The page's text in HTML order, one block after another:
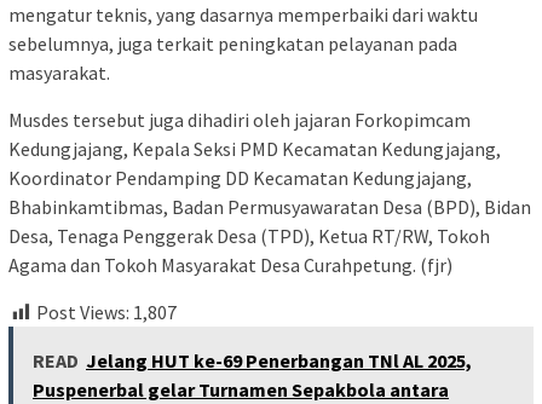
mengatur teknis, yang dasarnya memperbaiki dari waktu
sebelumnya, juga terkait peningkatan pelayanan pada
masyarakat.
Musdes tersebut juga dihadiri oleh jajaran Forkopimcam
Kedungjajang, Kepala Seksi PMD Kecamatan Kedungjajang,
Koordinator Pendamping DD Kecamatan Kedungjajang,
Bhabinkamtibmas, Badan Permusyawaratan Desa (BPD), Bidan
Desa, Tenaga Penggerak Desa (TPD), Ketua RT/RW, Tokoh
Agama dan Tokoh Masyarakat Desa Curahpetung. (fjr)
Post Views: 1,807
READ Jelang HUT ke-69 Penerbangan TNl AL 2025,
Puspenerbal gelar Turnamen Sepakbola antara